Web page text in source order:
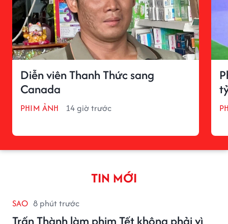
Diễn viên Thanh Thức sang
Canada
PHIM ẢNH 14 giờ trước
TIN MỚI
SAO 8 phút trước